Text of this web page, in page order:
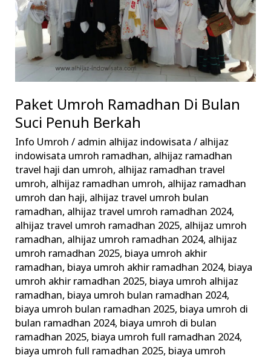
Paket Umroh Ramadhan Di Bulan
Suci Penuh Berkah
Info Umroh / admin alhijaz indowisata/ alhijaz
indowisata umroh ramadhan, alhijaz ramadhan
travel haji dan umroh, alhijaz ramadhan travel
umroh, alhijaz ramadhan umroh, alhijaz ramadhan
umroh dan haji, alhijaz travel umroh bulan
ramadhan, alhijaz travel umroh ramadhan 2024,
alhijaz travel umroh ramadhan 2025, alhijaz umroh
ramadhan, alhijaz umroh ramadhan 2024, alhijaz
umroh ramadhan 2025, biaya umroh akhir
ramadhan, biaya umroh akhir ramadhan 2024, biaya
umroh akhir ramadhan 2025, biaya umroh alhijaz
ramadhan, biaya umroh bulan ramadhan 2024,
biaya umroh bulan ramadhan 2025, biaya umroh di
bulan ramadhan 2024, biaya umroh di bulan
ramadhan 2025, biaya umroh full ramadhan 2024,
biaya umroh full ramadhan 2025, biaya umroh
Penuh
Berkah